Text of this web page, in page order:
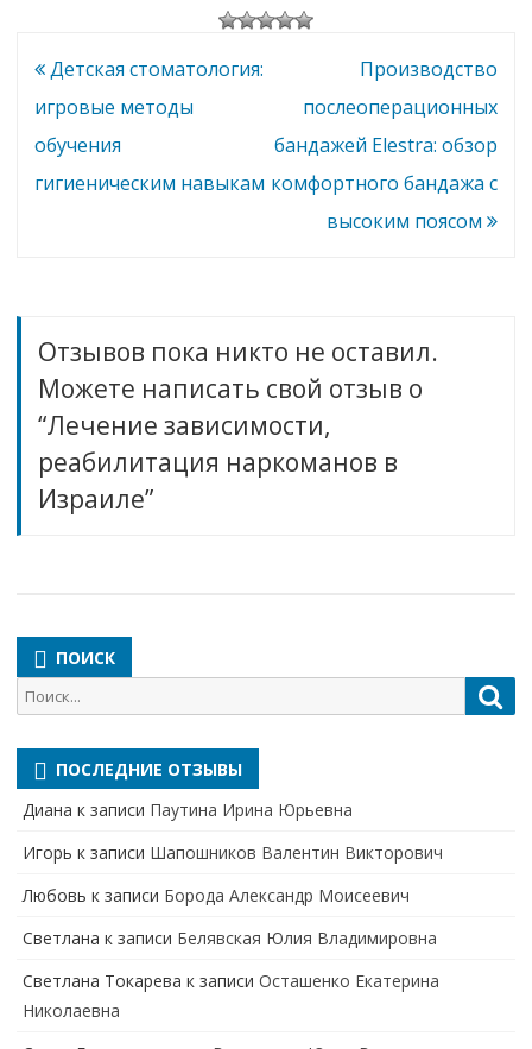
наркоманов
Навигация
по
записям
Детская стоматология:
игровые методы
обучения
гигиеническим навыкам
Производство
послеоперационных
бандажей Elestra: обзор
комфортного бандажа с
высоким поясом
Отзывов пока никто не оставил.
Можете написать свой отзыв о
“Лечение зависимости,
реабилитация наркоманов в
Израиле”
ПОИСК
Поиск
для:
ПОСЛЕДНИЕ ОТЗЫВЫ
Диана к записи Паутина Ирина Юрьевна
Игорь к записи Шапошников Валентин Викторович
Любовь к записи Борода Александр Моисеевич
Светлана к записи Белявская Юлия Владимировна
Cветлана Токарева к записи Осташенко Екатерина
Николаевна